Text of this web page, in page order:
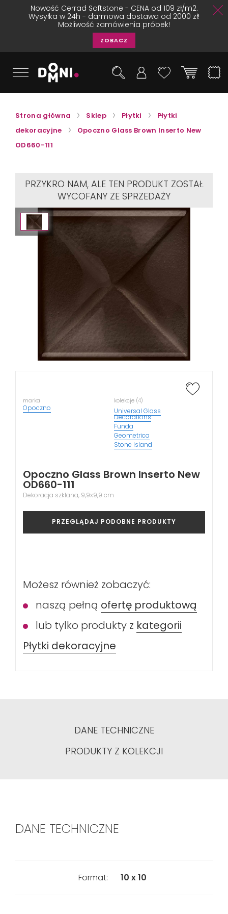
Nowość Cerrad Softstone - CENA od 109 zł/m2.
Wysyłka w 24h - darmowa dostawa od 2000 zł!
Możliwość zamówienia próbek!
ZOBACZ
Strona główna Sklep Płytki
Płytki
dekoracyjne
Opoczno Glass Brown Inserto New
OD660-111
PRZYKRO NAM, ALE TEN PRODUKT ZOSTAŁ
WYCOFANY ZE SPRZEDAŻY
marka
Opoczno
kolekcje (4)
Universal Glass
Decorations
Funda
Geometrica
Stone Island
Opoczno Glass Brown Inserto New
OD660-111
Dekoracja szklana, 9,9x9,9 cm
PRZEGLĄDAJ PODOBNE PRODUKTY
Możesz również zobaczyć:
naszą pełną ofertę produktową
lub tylko produkty z kategorii
Płytki dekoracyjne
DANE TECHNICZNE
PRODUKTY Z KOLEKCJI
DANE TECHNICZNE
Format: 10 x 10